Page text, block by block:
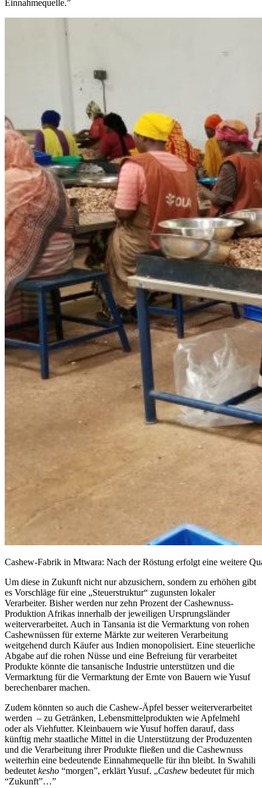
Einnahmequelle.”
Cashew-Fabrik in Mtwara: Nach der Röstung erfolgt eine weitere
Um diese in Zukunft nicht nur abzusichern, sondern zu erhöhen gibt
es Vorschläge für eine „Steuerstruktur“ zugunsten lokaler
Verarbeiter. Bisher werden nur zehn Prozent der Cashewnuss-
Produktion Afrikas innerhalb der jeweiligen Ursprungsländer
weiterverarbeitet. Auch in Tansania ist die Vermarktung von rohen
Cashewnüssen für externe Märkte zur weiteren Verarbeitung
weitgehend durch Käufer aus Indien monopolisiert. Eine steuerliche
Abgabe auf die rohen Nüsse und eine Befreiung für verarbeitet
Produkte könnte die tansanische Industrie unterstützen und die
Vermarktung für die Vermarktung der Ernte von Bauern wie Yusuf
berechenbarer machen.
Zudem könnten so auch die Cashew-Äpfel besser weiterverarbeitet
werden – zu Getränken, Lebensmittelprodukten wie Apfelmehl
oder als Viehfutter. Kleinbauern wie Yusuf hoffen darauf, dass
künftig mehr staatliche Mittel in die Unterstützung der Produzenten
und die Verarbeitung ihrer Produkte fließen und die Cashewnuss
weiterhin eine bedeutende Einnahmequelle für ihn bleibt. In Swahili
bedeutet kesho “morgen”, erklärt Yusuf. „Cashew bedeutet für mich
“Zukunft”…”